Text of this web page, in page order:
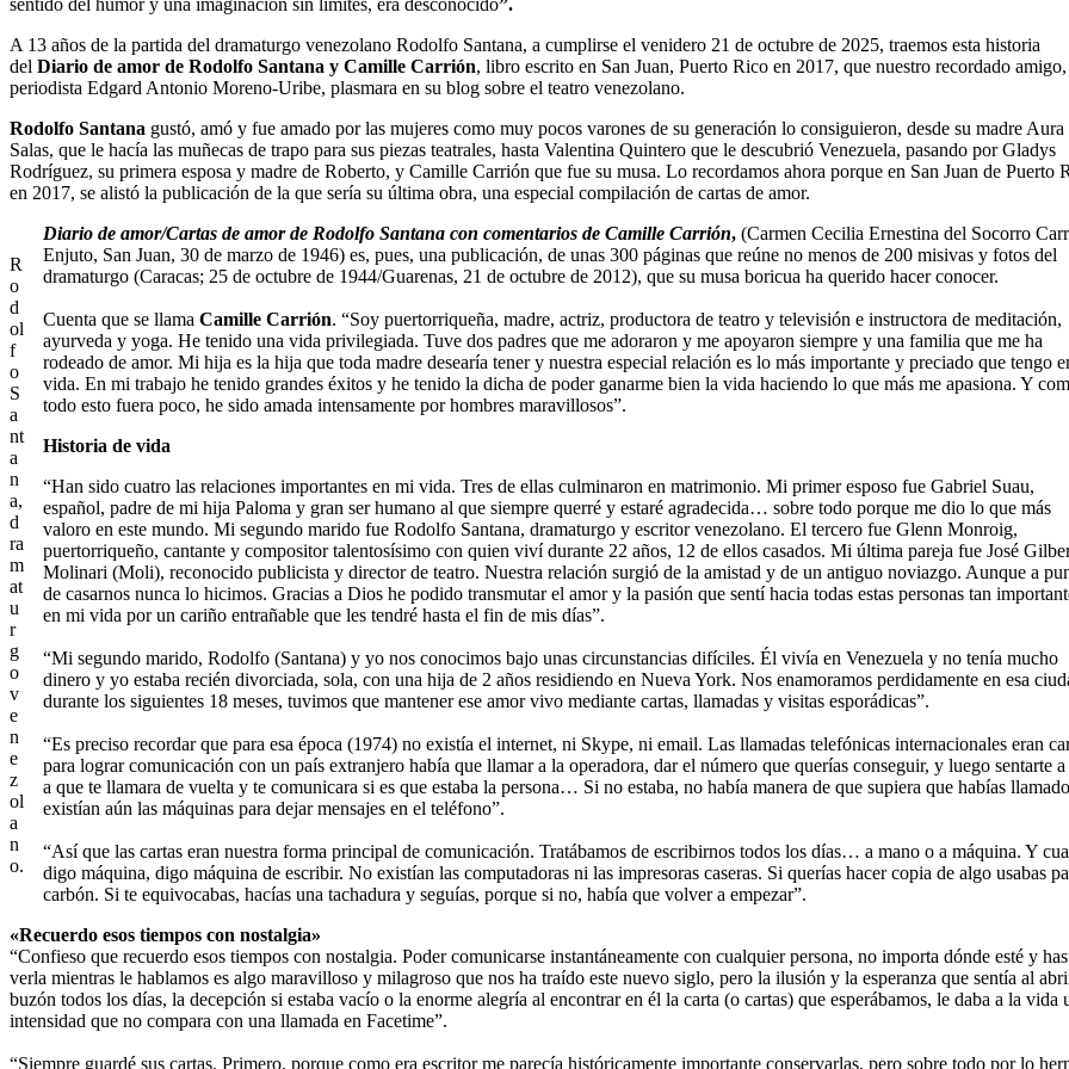
A 13 años de la partida del dramaturgo venezolano Rodolfo Santana, a cumplirse el venidero 21 de octubre de 2025, traemos esta historia
del Diario de amor de Rodolfo Santana y Camille Carrión, libro escrito en San Juan, Puerto Rico en 2017, que nuestro recordado amigo,
periodista Edgard Antonio Moreno-Uribe, plasmara en su blog sobre el teatro venezolano.
Rodolfo Santana gustó, amó y fue amado por las mujeres como muy pocos varones de su generación lo consiguieron, desde su madre Aura
Salas, que le hacía las muñecas de trapo para sus piezas teatrales, hasta Valentina Quintero que le descubrió Venezuela, pasando por Gladys
Rodríguez, su primera esposa y madre de Roberto, y Camille Carrión que fue su musa. Lo recordamos ahora porque en San Juan de Puerto
en 2017, se alistó la publicación de la que sería su última obra, una especial compilación de cartas de amor.
R
o
d
ol
f
o
S
a
nt
a
n
a,
d
ra
m
at
u
r
g
o
v
e
n
e
z
ol
a
n
o.
Diario de amor/Cartas de amor de Rodolfo Santana con comentarios de Camille Carrión, (Carmen Cecilia Ernestina del Socorro
Enjuto, San Juan, 30 de marzo de 1946) es, pues, una publicación, de unas 300 páginas que reúne no menos de 200 misivas y fotos del
dramaturgo (Caracas; 25 de octubre de 1944/Guarenas, 21 de octubre de 2012), que su musa boricua ha querido hacer conocer.
Cuenta que se llama Camille Carrión. “Soy puertorriqueña, madre, actriz, productora de teatro y televisión e instructora de meditación,
ayurveda y yoga. He tenido una vida privilegiada. Tuve dos padres que me adoraron y me apoyaron siempre y una familia que me ha
rodeado de amor. Mi hija es la hija que toda madre desearía tener y nuestra especial relación es lo más importante y preciado que tengo
vida. En mi trabajo he tenido grandes éxitos y he tenido la dicha de poder ganarme bien la vida haciendo lo que más me apasiona. Y
todo esto fuera poco, he sido amada intensamente por hombres maravillosos”.
Historia de vida
“Han sido cuatro las relaciones importantes en mi vida. Tres de ellas culminaron en matrimonio. Mi primer esposo fue Gabriel Suau,
español, padre de mi hija Paloma y gran ser humano al que siempre querré y estaré agradecida… sobre todo porque me dio lo que más
valoro en este mundo. Mi segundo marido fue Rodolfo Santana, dramaturgo y escritor venezolano. El tercero fue Glenn Monroig,
puertorriqueño, cantante y compositor talentosísimo con quien viví durante 22 años, 12 de ellos casados. Mi última pareja fue José
Molinari (Moli), reconocido publicista y director de teatro. Nuestra relación surgió de la amistad y de un antiguo noviazgo. Aunque a
de casarnos nunca lo hicimos. Gracias a Dios he podido transmutar el amor y la pasión que sentí hacia todas estas personas tan
en mi vida por un cariño entrañable que les tendré hasta el fin de mis días”.
“Mi segundo marido, Rodolfo (Santana) y yo nos conocimos bajo unas circunstancias difíciles. Él vivía en Venezuela y no tenía mucho
dinero y yo estaba recién divorciada, sola, con una hija de 2 años residiendo en Nueva York. Nos enamoramos perdidamente en esa
durante los siguientes 18 meses, tuvimos que mantener ese amor vivo mediante cartas, llamadas y visitas esporádicas”.
“Es preciso recordar que para esa época (1974) no existía el internet, ni Skype, ni email. Las llamadas telefónicas internacionales eran
para lograr comunicación con un país extranjero había que llamar a la operadora, dar el número que querías conseguir, y luego sentarte a
a que te llamara de vuelta y te comunicara si es que estaba la persona… Si no estaba, no había manera de que supiera que habías
existían aún las máquinas para dejar mensajes en el teléfono”.
“Así que las cartas eran nuestra forma principal de comunicación. Tratábamos de escribirnos todos los días… a mano o a máquina. Y
digo máquina, digo máquina de escribir. No existían las computadoras ni las impresoras caseras. Si querías hacer copia de algo usabas
carbón. Si te equivocabas, hacías una tachadura y seguías, porque si no, había que volver a empezar”.
«Recuerdo esos tiempos con nostalgia»
“Confieso que recuerdo esos tiempos con nostalgia. Poder comunicarse instantáneamente con cualquier persona, no importa dónde esté y
verla mientras le hablamos es algo maravilloso y milagroso que nos ha traído este nuevo siglo, pero la ilusión y la esperanza que sentía al
buzón todos los días, la decepción si estaba vacío o la enorme alegría al encontrar en él la carta (o cartas) que esperábamos, le daba a la vida
intensidad que no compara con una llamada en Facetime”.
“Siempre guardé sus cartas. Primero, porque como era escritor me parecía históricamente importante conservarlas, pero sobre todo por lo